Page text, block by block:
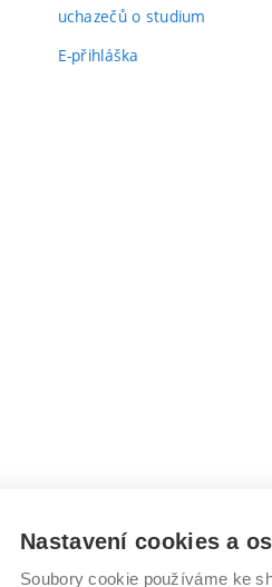
uchazečů o studium
E-přihláška
Nastavení cookies a
Soubory cookie používáme ke